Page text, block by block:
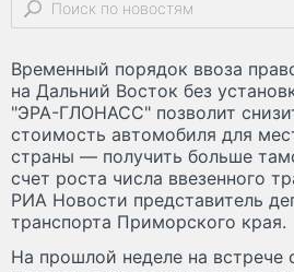
Временный порядок ввоза
на Дальний Восток без
"ЭРА-ГЛОНАСС" позволит
стоимость автомобиля для
страны — получить больше
счет роста числа ввезенного
РИА Новости представитель
транспорта Приморского края.
На прошлой неделе на встрече